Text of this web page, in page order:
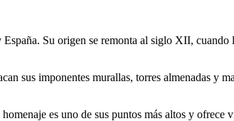
Su origen se remonta al siglo XII, cuando
sus imponentes murallas, torres almenadas y
es uno de sus puntos más altos y ofrece